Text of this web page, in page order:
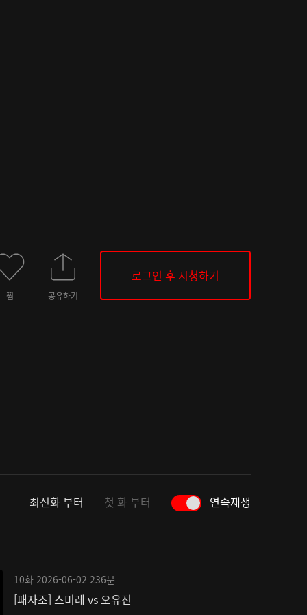
찜 공유하기
로그인 후 시청하기
최신화 부터 첫 화 부터 연속재생
10화 2026-06-02 236분
[패자조] 스미레 vs 오유진